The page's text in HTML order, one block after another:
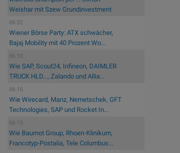
Weishar mit Szew Grundinvestment
09:32
Wiener Börse Party: ATX schwächer,
Bajaj Mobility mit 40 Prozent Wo...
06:15
Wie SAP, Scout24, Infineon, DAIMLER
TRUCK HLD..., Zalando und Allia...
06:15
Wie Wirecard, Manz, Nemetschek, GFT
Technologies, SAP und Rocket In...
06:15
Wie Baumot Group, Rhoen-Klinikum,
Francotyp-Postalia, Tele Columbus...